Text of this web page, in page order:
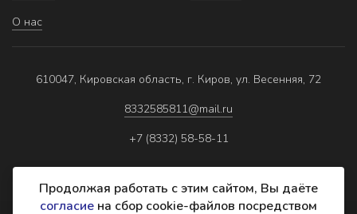
О нас
610047, Кировская область, г. Киров, ул. Весенняя, 72
8332585811@mail.ru
+7 (8332) 58-58-11
Продолжая работать с этим сайтом, Вы даёте
согласие на сбор cookie-файлов посредством